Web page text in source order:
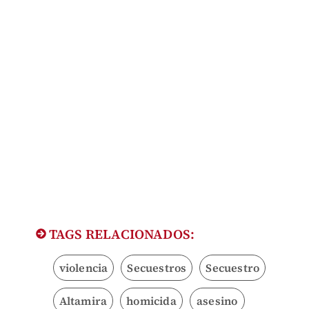
TAGS RELACIONADOS:
violencia Secuestros Secuestro
Altamira homicida asesino